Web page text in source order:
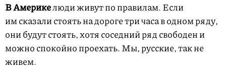
В Америкелюди живут по правилам. Если
им сказали стоять на дороге три часа в одном ряду,
они будут стоять, хотя соседний ряд свободен и
можно спокойно проехать. Мы, русские, так не
живем.